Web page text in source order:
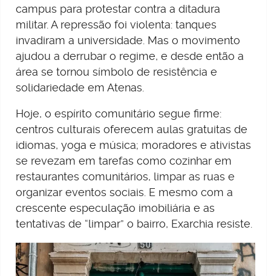
campus para protestar contra a ditadura
militar. A repressão foi violenta: tanques
invadiram a universidade. Mas o movimento
ajudou a derrubar o regime, e desde então a
área se tornou símbolo de resistência e
solidariedade em Atenas.
Hoje, o espírito comunitário segue firme:
centros culturais oferecem aulas gratuitas de
idiomas, yoga e música; moradores e ativistas
se revezam em tarefas como cozinhar em
restaurantes comunitários, limpar as ruas e
organizar eventos sociais. E mesmo com a
crescente especulação imobiliária e as
tentativas de “limpar” o bairro, Exarchia resiste.